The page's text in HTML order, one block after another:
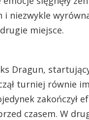
i niezwykle
miejsce.
Dragun,
turniej równie
zakończył
czasem. W